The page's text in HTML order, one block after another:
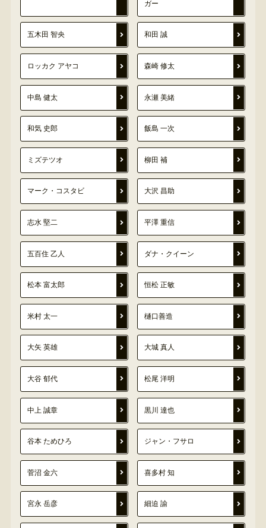
ガー
五木田 智央 和田 誠
ロッカク アヤコ 森崎 修太
中島 健太 永瀬 美緒
和気 史郎 飯島 一次
ミズテツオ 柳田 補
マーク・コスタビ 大沢 昌助
志水 堅二 平澤 重信
五百住 乙人 ダナ・クイーン
松本 富太郎 恒松 正敏
米村 太一 樋口善造
大矢 英雄 大城 真人
大谷 郁代 松尾 洋明
中上 誠章 黒川 達也
谷本 ためひろ ジャン・フサロ
菅沼 金六 喜多村 知
宮永 岳彦 細迫 諭